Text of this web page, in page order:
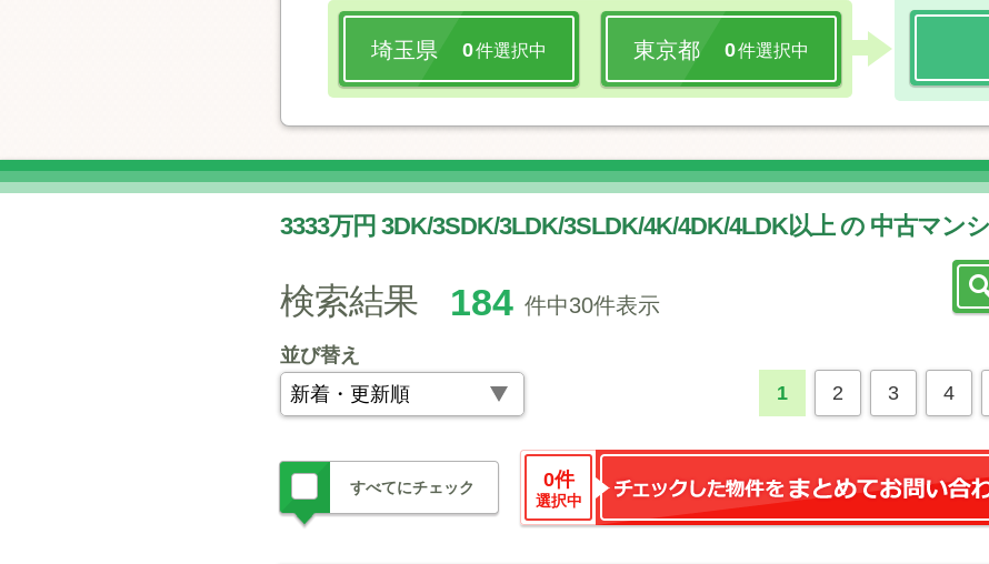
埼玉県 0件選択中 東京都 0件選択中
3333万円 3DK/3SDK/3LDK/3SLDK/4K/4DK/4LDK以上 の 中古マン
検索結果 184 件中30件表示
並び替え
1
2 3 4
すべてにチェック 0件
選択中